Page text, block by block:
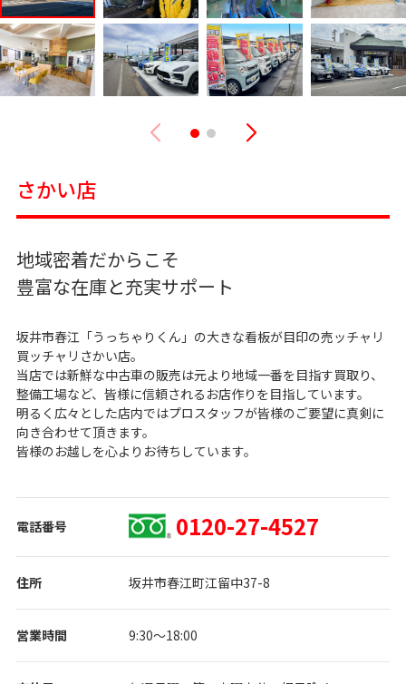
さかい店
地域密着だからこそ
豊富な在庫と充実サポート
坂井市春江「うっちゃりくん」の大きな看板が目印の売ッチャリ
買ッチャリさかい店。
当店では新鮮な中古車の販売は元より地域一番を目指す買取り、
整備工場など、皆様に信頼されるお店作りを目指しています。
明るく広々とした店内ではプロスタッフが皆様のご要望に真剣に
向き合わせて頂きます。
皆様のお越しを心よりお待ちしています。
電話番号 0120-27-4527
住所 坂井市春江町江留中37-8
営業時間 9:30〜18:00